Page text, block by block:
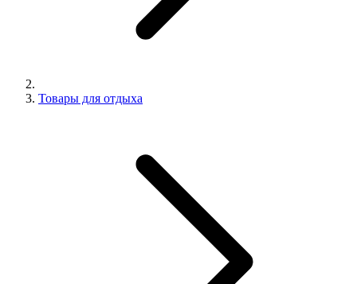
Товары для отдыха